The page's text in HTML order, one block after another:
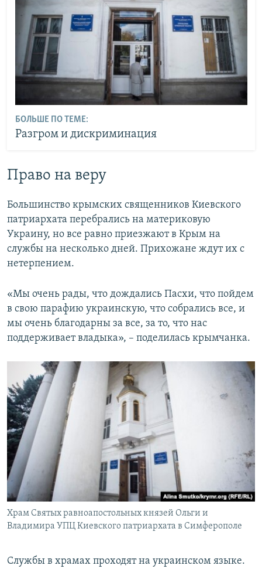
БОЛЬШЕ ПО ТЕМЕ:
Разгром и дискриминация
Право на веру
Большинство крымских священников Киевского
патриархата перебрались на материковую
Украину, но все равно приезжают в Крым на
службы на несколько дней. Прихожане ждут их с
нетерпением.
«Мы очень рады, что дождались Пасхи, что пойдем
в свою парафию украинскую, что собрались все, и
мы очень благодарны за все, за то, что нас
поддерживает владыка», – поделилась крымчанка.
Храм Святых равноапостольных князей Ольги и
Владимира УПЦ Киевского патриархата в Симферополе
Службы в храмах проходят на украинском языке.